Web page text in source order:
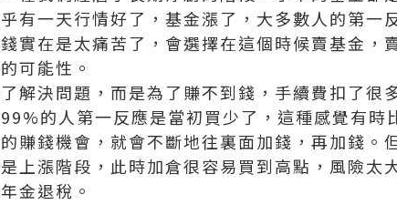
有一天行情好了，基金漲了，大多數人的第一
實在是太痛苦了，會選擇在這個時候賣基金，
可能性。
解決問題，而是為了賺不到錢，手續費扣了很
的人第一反應是當初買少了，這種感覺有時
賺錢機會，就會不斷地往裏面加錢，再加錢。
上漲階段，此時加倉很容易買到高點，風險太
年金退稅 。